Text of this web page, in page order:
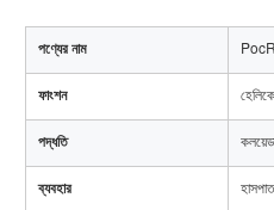
পণ্যের নাম
ফাংশন
পদ্ধতি
ব্যবহার